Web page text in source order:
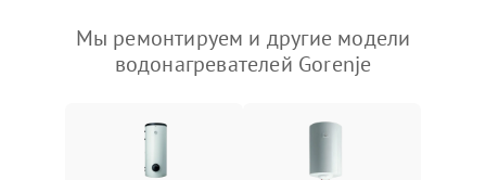
Мы ремонтируем и другие модели
водонагревателей Gorenje